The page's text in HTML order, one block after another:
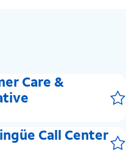
Care &
Call Center